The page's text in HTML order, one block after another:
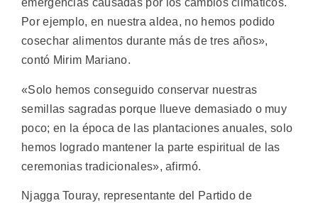
emergencias causadas por los cambios climáticos.
Por ejemplo, en nuestra aldea, no hemos podido
cosechar alimentos durante más de tres años»,
contó Mirim Mariano.
«Solo hemos conseguido conservar nuestras
semillas sagradas porque llueve demasiado o muy
poco; en la época de las plantaciones anuales, solo
hemos logrado mantener la parte espiritual de las
ceremonias tradicionales», afirmó.
Njagga Touray, representante del Partido de